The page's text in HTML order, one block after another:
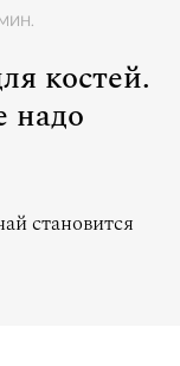
костей.
надо
становится